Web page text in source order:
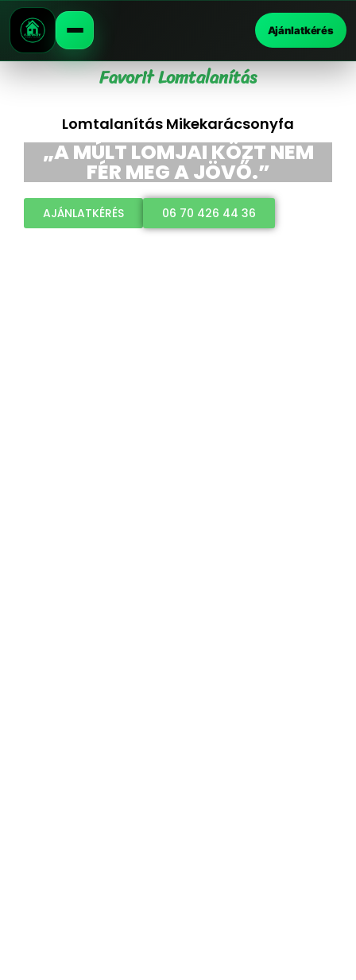
Ajánlatkérés
Favorit Lomtalanítás
Lomtalanítás Mikekarácsonyfa
„A MÚLT LOMJAI KÖZT NEM
FÉR MEG A JÖVŐ.”
AJÁNLATKÉRÉS 06 70 426 44 36